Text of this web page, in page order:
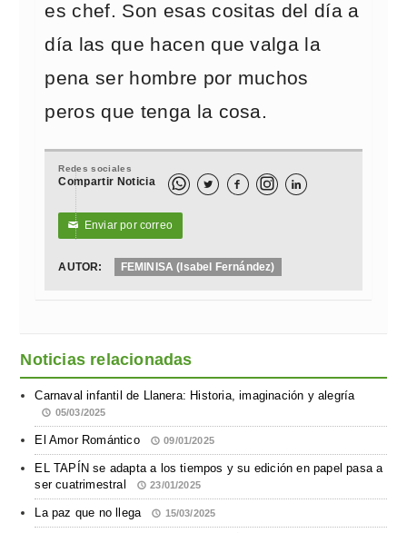
es chef. Son esas cositas del día a
día las que hacen que valga la
pena ser hombre por muchos
peros que tenga la cosa.
Redes sociales
Compartir Noticia   
✉ Enviar por correo
AUTOR: FEMINISA (Isabel Fernández)
Noticias relacionadas
Carnaval infantil de Llanera: Historia, imaginación y alegría
05/03/2025
El Amor Romántico 09/01/2025
EL TAPÍN se adapta a los tiempos y su edición en papel pasa a
ser cuatrimestral
23/01/2025
La paz que no llega 15/03/2025